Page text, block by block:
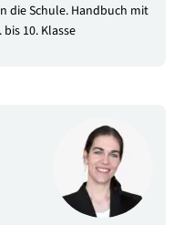
die Schule. Handbuch mit
10. Klasse